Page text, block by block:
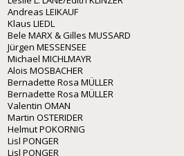
Andreas LEIKAUF
Klaus LIEDL
Bele MARX & Gilles MUSSARD
Jürgen MESSENSEE
Michael MICHLMAYR
Alois MOSBACHER
Bernadette Rosa MÜLLER
Bernadette Rosa MÜLLER
Valentin OMAN
Martin OSTERIDER
Helmut POKORNIG
Lisl PONGER
Lisl PONGER